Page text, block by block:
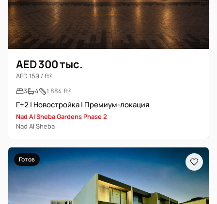
AED 300 тыс.
AED 159 / ft²
3
4 1 884 ft²
Г+2 | Новостройка | Премиум-локация
Nad Al Sheba Gardens Phase 2
Nad Al Sheba
Готов